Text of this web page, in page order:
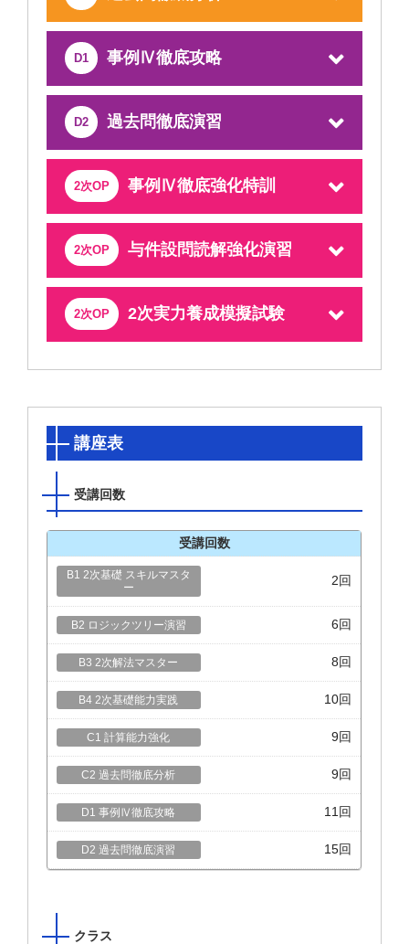
D1 事例Ⅳ徹底攻略
D2 過去問徹底演習
2次OP 事例Ⅳ徹底強化特訓
2次OP 与件設問読解強化演習
2次OP 2次実力養成模擬試験
講座表
受講回数
受講回数
2回
6回
8回
10回
9回
9回
11回
15回
クラス